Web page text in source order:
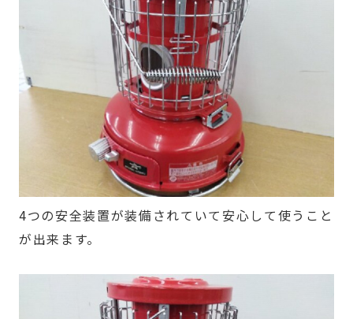
4つの安全装置が装備されていて安心して使うこと
が出来ます。